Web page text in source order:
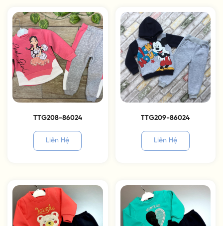
TTG208-86024
Liên Hệ
TTG209-86024
Liên Hệ